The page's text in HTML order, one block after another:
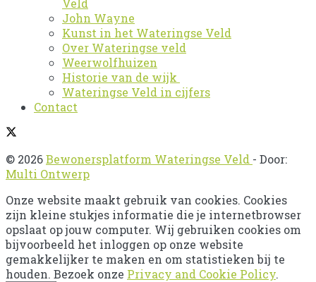
Veld
John Wayne
Kunst in het Wateringse Veld
Over Wateringse veld
Weerwolfhuizen
Historie van de wijk
Wateringse Veld in cijfers
Contact
© 2026Bewonersplatform Wateringse Veld - Door:
Multi Ontwerp
Onze website maakt gebruik van cookies. Cookies
zijn kleine stukjes informatie die je internetbrowser
opslaat op jouw computer. Wij gebruiken cookies om
bijvoorbeeld het inloggen op onze website
gemakkelijker te maken en om statistieken bij te
houden. Bezoek onze Privacy and Cookie Policy.